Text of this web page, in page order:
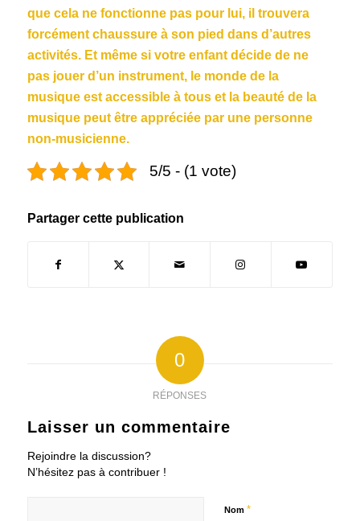
que cela ne fonctionne pas pour lui, il trouvera
forcément chaussure à son pied dans d’autres
activités. Et même si votre enfant décide de ne
pas jouer d’un instrument, le monde de la
musique est accessible à tous et la beauté de la
musique peut être appréciée par une personne
non-musicienne.
5/5 - (1 vote)
Partager cette publication
0
RÉPONSES
Laisser un commentaire
Rejoindre la discussion?
N’hésitez pas à contribuer !
Nom *